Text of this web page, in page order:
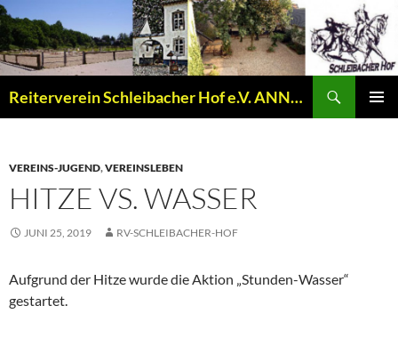
Zum
Inhalt
springen
Reiterverein Schleibacher Hof e.V. ANNO 1977
VEREINS-JUGEND,VEREINSLEBEN
HITZE VS. WASSER
JUNI 25, 2019 RV-SCHLEIBACHER-HOF
Aufgrund der Hitze wurde die Aktion „Stunden-Wasser“
gestartet.